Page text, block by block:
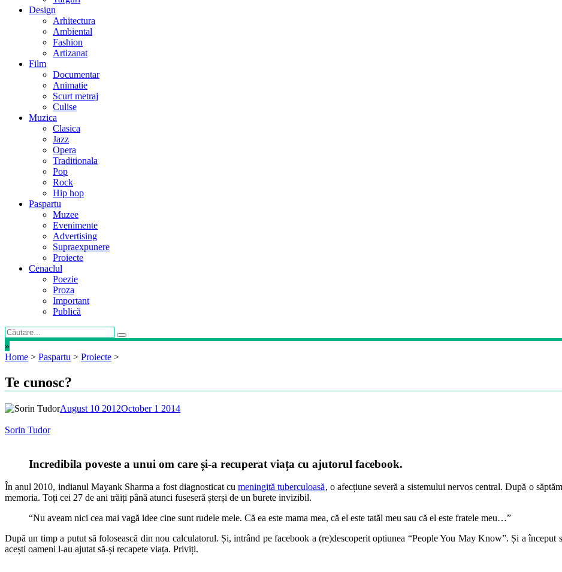
Design
Arhitectura
Ambiental
Fashion
Artizanat
Film
Documentar
Animatie
Scurt metraj
Culise
Muzica
Clasica
Jazz
Opera
Traditionala
Pop
Rock
Hip hop
Paspartu
Muzee
Evenimente
Advertising
Supraexpunere
Proiecte
Cenaclul
Poezie
Proza
Important
Publică
»
Home > Paspartu > Proiecte >
Te cunosc?
August 10 2012October 1 2014
Sorin Tudor
Incredibila poveste a unui om care și-a recuperat viața cu ajutorul facebook.
În anul 2010, indianul Mayank Sharma a fost diagnosticat cumeningită tuberculoasă, o afecțiune severă a sistemului nervos central. După o
memoria. Toți cei 27 de ani trăiți până atunci fuseseră șterși de un burete invizibil.
“Nu aveam nici cea mai vagă idee cine sunt rudele mele. Că ea este mama mea, că el este tatăl meu sau că el este fratele meu…”
După un timp a putut să folosească din nou calculatorul. Și, intrând pe facebook a (re)descoperit optiunea “People You May Know”. Și a
acești oameni l-au ajutat să-și recapete viața. Priviți.